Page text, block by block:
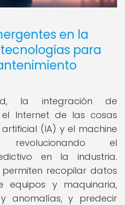
en la
para
la integración de
Internet de las cosas
(IA) y el machine
el
en la industria.
permiten recopilar datos
y maquinaria,
anomalías, y predecir